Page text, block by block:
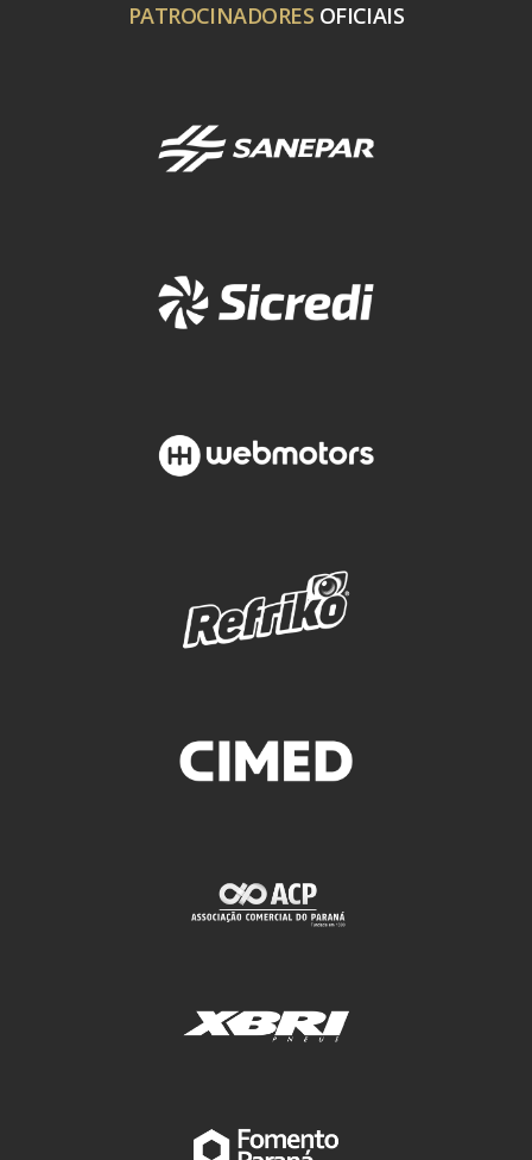
PATROCINADORES OFICIAIS